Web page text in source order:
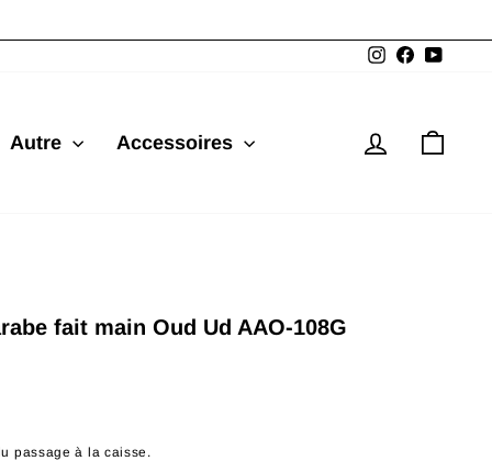
InstagramFacebook
Autre Accessoires Se
fait main Oud Ud AAO-108G
passage à la caisse.